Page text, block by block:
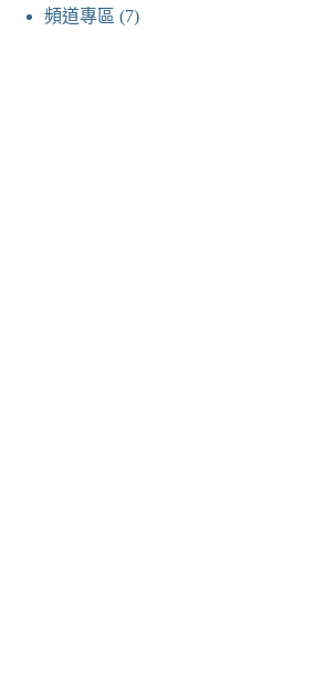
頻道專區 (7)